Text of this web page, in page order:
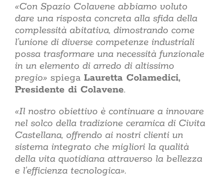
«Con Spazio Colavene abbiamo voluto
dare una risposta concreta alla sfida della
complessità abitativa, dimostrando come
l’unione di diverse competenze industriali
possa trasformare una necessità funzionale
in un elemento di arredo di altissimo
pregio» spiega Lauretta Colamedici,
Presidente di Colavene.
«Il nostro obiettivo è continuare a innovare
nel solco della tradizione ceramica di Civita
Castellana, offrendo ai nostri clienti un
sistema integrato che migliori la qualità
della vita quotidiana attraverso la bellezza
e l’efficienza tecnologica».